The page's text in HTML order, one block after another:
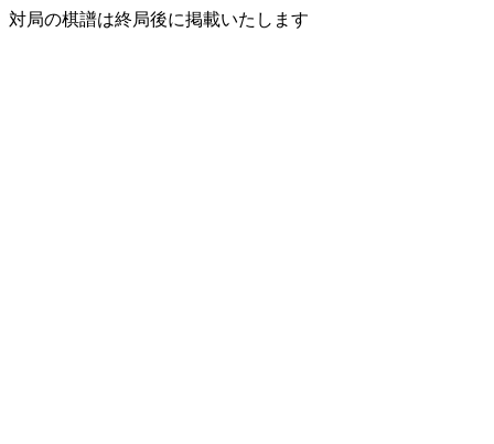
対局の棋譜は終局後に掲載いたします